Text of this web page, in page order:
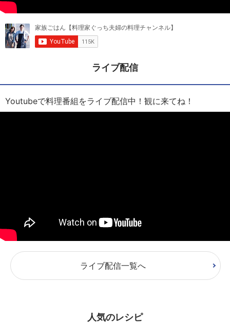
ライブ配信
Youtubeで料理番組をライブ配信中！観に来てね！
ライブ配信一覧へ
人気のレシピ